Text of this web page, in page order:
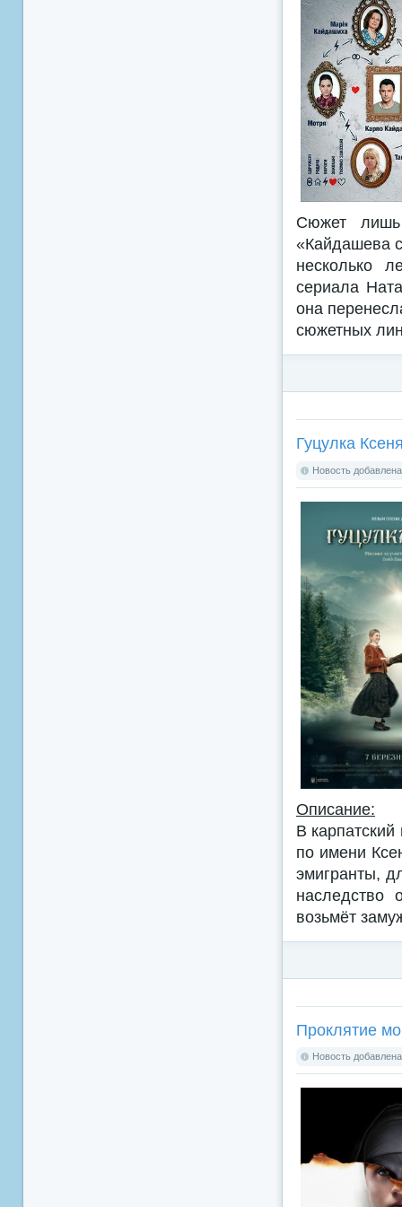
Сюжет лишь
«Кайдашева
несколько
сериала
она
сюжетных
Гуцулка
Новость
Описание:
В
по имени
эмигранты,
наследство
возьмёт
Проклятие
Новость